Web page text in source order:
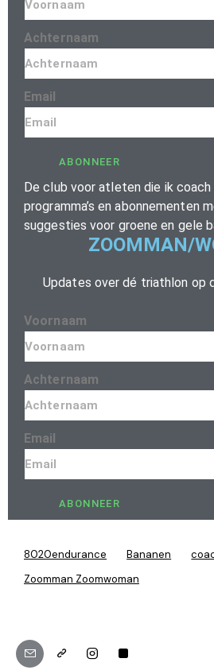
Achternaam
Email
ABONNEER
De club voor atleten die ik coach
programma’s en abonnementen
suggesties voor groene en gele
ZOOMMAN/
Updates over dé triathlon op
Voornaam
Achternaam
Email
ABONNEER
8020endurance Bananen
Zoomman Zoomwoman